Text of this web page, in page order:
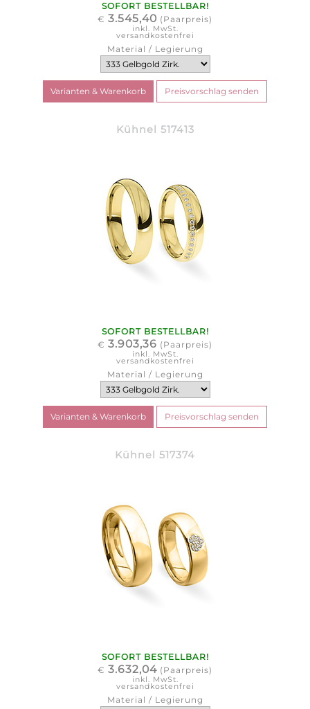
SOFORT BESTELLBAR!
€ 3.545,40 (Paarpreis)
inkl. MwSt.
versandkostenfrei
Material / Legierung
Kühnel 517413
SOFORT BESTELLBAR!
€ 3.903,36 (Paarpreis)
inkl. MwSt.
versandkostenfrei
Material / Legierung
Kühnel 517374
SOFORT BESTELLBAR!
€ 3.632,04 (Paarpreis)
inkl. MwSt.
versandkostenfrei
Material / Legierung